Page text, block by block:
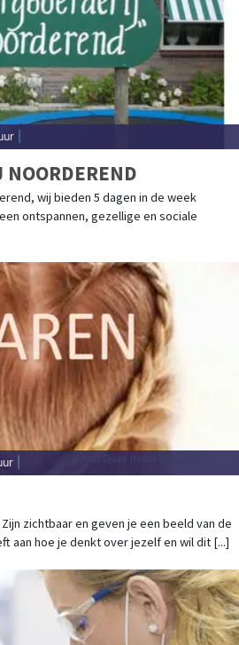
NOORDEREND
wij bieden 5 dagen in de week
ontspannen, gezellige en sociale
zichtbaar en geven je een beeld van de
aan hoe je denkt over jezelf en wil dit [...]